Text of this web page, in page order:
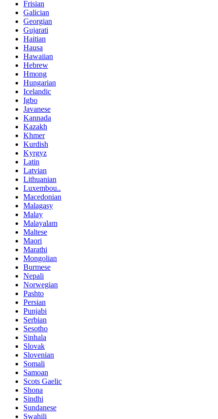
Frisian
Galician
Georgian
Gujarati
Haitian
Hausa
Hawaiian
Hebrew
Hmong
Hungarian
Icelandic
Igbo
Javanese
Kannada
Kazakh
Khmer
Kurdish
Kyrgyz
Latin
Latvian
Lithuanian
Luxembou..
Macedonian
Malagasy
Malay
Malayalam
Maltese
Maori
Marathi
Mongolian
Burmese
Nepali
Norwegian
Pashto
Persian
Punjabi
Serbian
Sesotho
Sinhala
Slovak
Slovenian
Somali
Samoan
Scots Gaelic
Shona
Sindhi
Sundanese
Swahili